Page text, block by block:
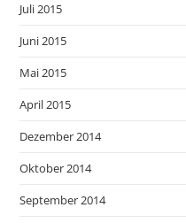
Juli 2015
Juni 2015
Mai 2015
April 2015
Dezember 2014
Oktober 2014
September 2014